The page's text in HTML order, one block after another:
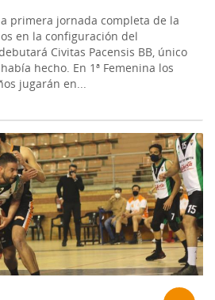
primera jornada completa de la
en la configuración del
Civitas Pacensis BB, único
hecho. En 1ª Femenina los
jugarán en...